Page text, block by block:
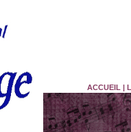
ACCUEIL |